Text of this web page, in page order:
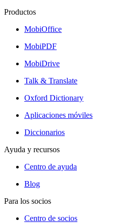
Productos
MobiOffice
MobiPDF
MobiDrive
Talk & Translate
Oxford Dictionary
Aplicaciones móviles
Diccionarios
Ayuda y recursos
Centro de ayuda
Blog
Para los socios
Centro de socios